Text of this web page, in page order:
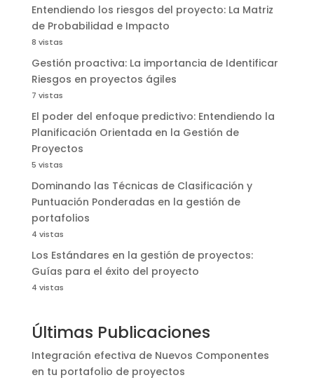
Entendiendo los riesgos del proyecto: La Matriz
de Probabilidad e Impacto
8 vistas
Gestión proactiva: La importancia de Identificar
Riesgos en proyectos ágiles
7 vistas
El poder del enfoque predictivo: Entendiendo la
Planificación Orientada en la Gestión de
Proyectos
5 vistas
Dominando las Técnicas de Clasificación y
Puntuación Ponderadas en la gestión de
portafolios
4 vistas
Los Estándares en la gestión de proyectos:
Guías para el éxito del proyecto
4 vistas
Últimas Publicaciones
Integración efectiva de Nuevos Componentes
en tu portafolio de proyectos